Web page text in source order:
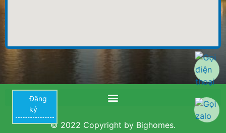
Đăng
ký
© 2022 Copyright by Bighomes.